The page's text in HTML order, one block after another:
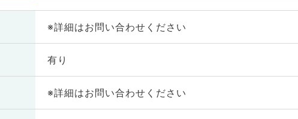
※詳細はお問い合わせください
有り
※詳細はお問い合わせください